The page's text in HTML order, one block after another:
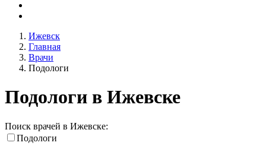
Ижевск
Главная
Врачи
Подологи
Подологи в Ижевске
Поиск врачей в Ижевске:
Подологи